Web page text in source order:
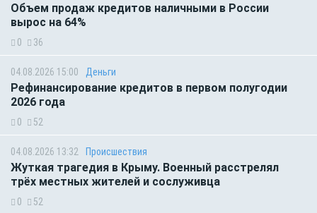
Объем продаж кредитов наличными в России
вырос на 64%
0 36
04.08.2026 15:00 Деньги
Рефинансирование кредитов в первом полугодии
2026 года
0 52
04.08.2026 13:32 Происшествия
Жуткая трагедия в Крыму. Военный расстрелял
трёх местных жителей и сослуживца
0 52